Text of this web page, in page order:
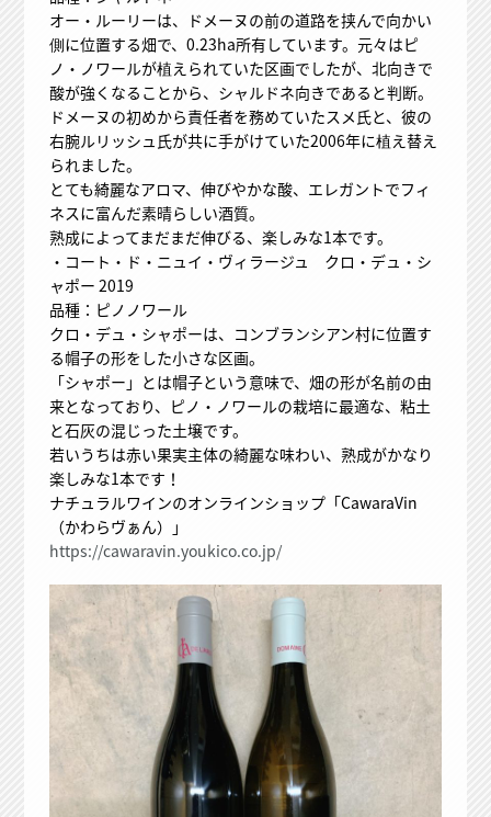
オー・ルーリーは、ドメーヌの前の道路を挟んで向かい
側に位置する畑で、0.23ha所有しています。元々はピ
ノ・ノワールが植えられていた区画でしたが、北向きで
酸が強くなることから、シャルドネ向きであると判断。
ドメーヌの初めから責任者を務めていたスメ氏と、彼の
右腕ルリッシュ氏が共に手がけていた2006年に植え替え
られました。
とても綺麗なアロマ、伸びやかな酸、エレガントでフィ
ネスに富んだ素晴らしい酒質。
熟成によってまだまだ伸びる、楽しみな1本です。
・コート・ド・ニュイ・ヴィラージュ クロ・デュ・シ
ャポー 2019
品種：ピノノワール
クロ・デュ・シャポーは、コンブランシアン村に位置す
る帽子の形をした小さな区画。
「シャポー」とは帽子という意味で、畑の形が名前の由
来となっており、ピノ・ノワールの栽培に最適な、粘土
と石灰の混じった土壌です。
若いうちは赤い果実主体の綺麗な味わい、熟成がかなり
楽しみな1本です！
ナチュラルワインのオンラインショップ「CawaraVin
（かわらヴぁん）」
https://cawaravin.youkico.co.jp/